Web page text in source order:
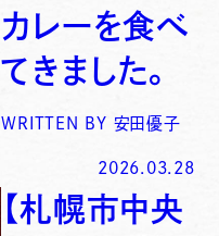
カレーを食べ
てきました。
WRITTEN BY 安田優子
2026.03.28
【札幌市中央